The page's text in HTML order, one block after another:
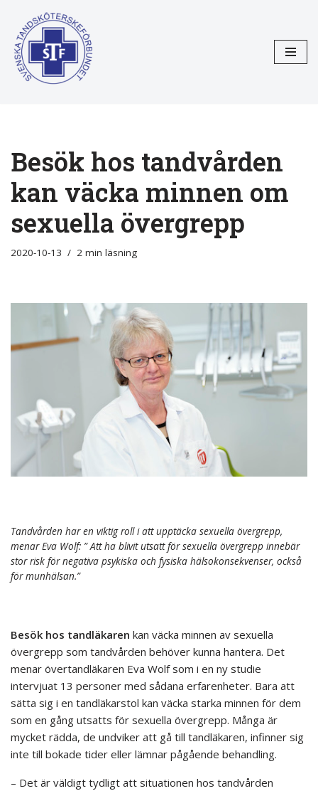
Hoppa
till
innehåll
Besök hos tandvården
kan väcka minnen om
sexuella övergrepp
2020-10-13 2 min läsning
Tandvården har en viktig roll i att upptäcka sexuella övergrepp,
menar Eva Wolf: ” Att ha blivit utsatt för sexuella övergrepp innebär
stor risk för negativa psykiska och fysiska hälsokonsekvenser, också
för munhälsan.”
Besök hos tandläkaren kan väcka minnen av sexuella
övergrepp som tandvården behöver kunna hantera. Det
menar övertandläkaren Eva Wolf som i en ny studie
intervjuat 13 personer med sådana erfarenheter. Bara att
sätta sig i en tandläkarstol kan väcka starka minnen för dem
som en gång utsatts för sexuella övergrepp. Många är
mycket rädda, de undviker att gå till tandläkaren, infinner sig
inte till bokade tider eller lämnar pågående behandling.
– Det är väldigt tydligt att situationen hos tandvården